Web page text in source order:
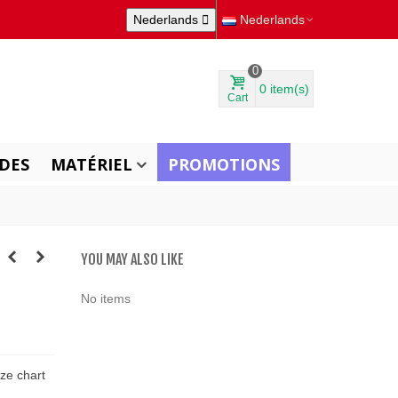
Nederlands  Nederlands
Cart
0
0 item(s)
MATÉRIEL PROMOTIONS
chart
YOU MAY ALSO LIKE
No items